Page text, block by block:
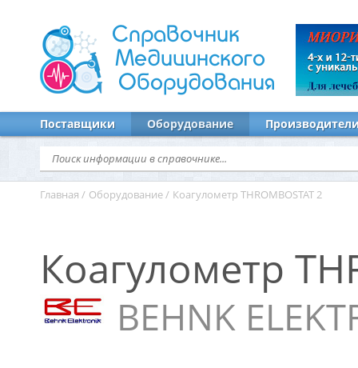
Справочник
Медицинского
Оборудования
Поставщики Оборудование
Главная / Оборудование / Коагулометр THROMBOSTAT 2
Коагулометр
BEHNK